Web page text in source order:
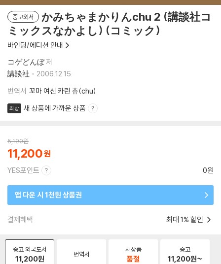
중고외서
かみちゃまかりんchu 2 (講談社コ
ミックスなかよし) (コミック)
바인딩/에디션 안내
コゲどんぼ저
講談社
2006.12.15.
번역서 꼬마 여신 카린 츄(chu)
최상 새 상품에 가까운 상품
5,190원
11,200
YES포인트 0원
앱 다운 시 1천원 상품권
결제혜택 최대 1% 할인
중고 외국도서
11,200원 번역서
새상품
품절
중고
11,200원~